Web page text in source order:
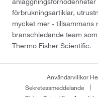
förbrukningsartiklar,
mycket mer - tillsammans
branschledande team
Thermo Fisher Scientific.
Användarvillkor
Sekretessmeddelande